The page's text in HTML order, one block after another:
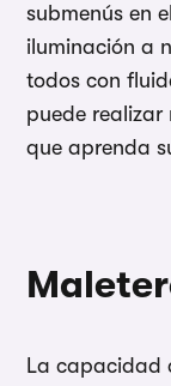
submenús en
iluminación a
todos con
puede realizar
que aprenda
La capacidad